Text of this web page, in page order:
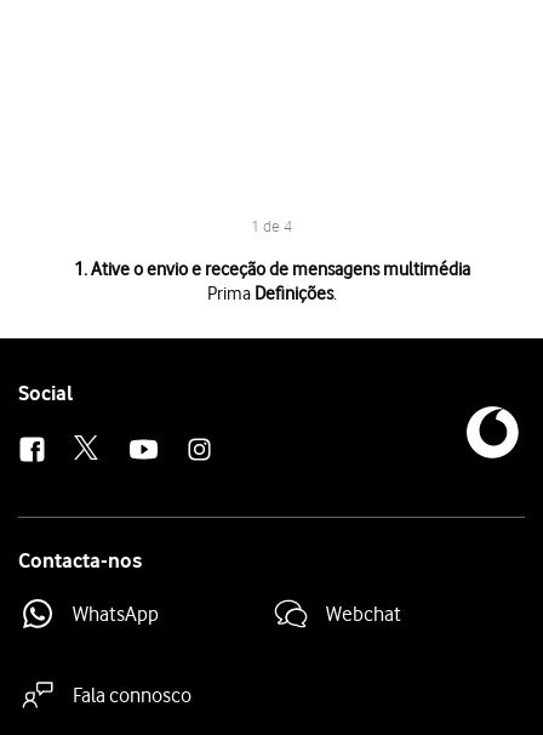
1 de 4
1. Ative o envio e receção de mensagens multimédia
Prima Definições.
PrimaMensagens.
Para voltar ao ecrã inicial,
Follow
Social
Contacta-nos
WhatsApp Webchat
Fala connosco